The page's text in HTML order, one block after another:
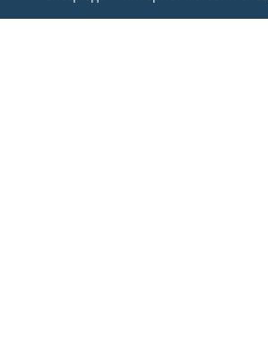
Влагозащитная одежда